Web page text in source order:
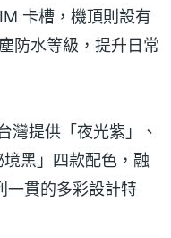
卡槽，機頂則設有
防水等級，提升日常
灣提供「夜光紫」、
境黑」四款配色，融
一貫的多彩設計特